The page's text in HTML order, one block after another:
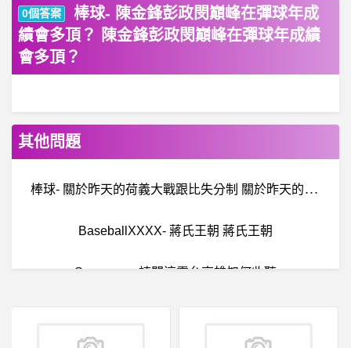
0個答案
棒球- 陳金鋒彭政閔巔峰在彈球年成
績會多頂？ 陳金鋒彭政閔巔峰在彈球年成績
會多頂？
其他問題
棒
球- 關於昨天的荷義大戰跟比失分制 關於昨天的荷義大戰跟比失分制
BaseballXXXX- 蔣氏王朝 蔣氏王朝
Seven_up- 請問這電台高雄如何收聽